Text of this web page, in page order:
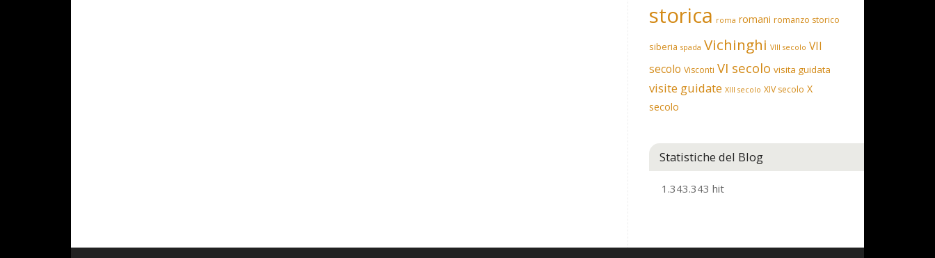
storica roma romani romanzo storico
siberia spada Vichinghi VIII secolo VII
secolo Visconti VI secolo visita guidata
visite guidate XIII secolo XIV secolo X
secolo
Statistiche del Blog
1.343.343 hit